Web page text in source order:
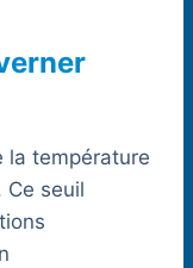
la température
Ce seuil